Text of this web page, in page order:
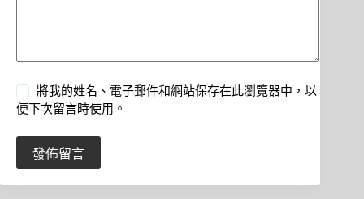
將我的姓名、電子郵件和網站保存在此瀏覽器中，以
便下次留言時使用。
發佈留言